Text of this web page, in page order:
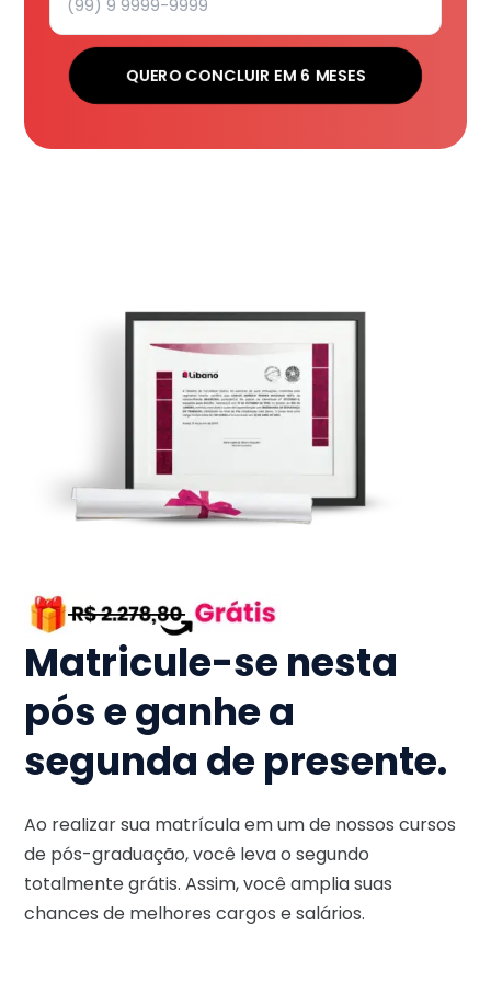
QUERO CONCLUIR EM 6 MESES
Matricule-se nesta
pós e ganhe a
segunda de presente.
Ao realizar sua matrícula em um de nossos cursos
de pós-graduação, você leva o segundo
totalmente grátis. Assim, você amplia suas
chances de melhores cargos e salários.